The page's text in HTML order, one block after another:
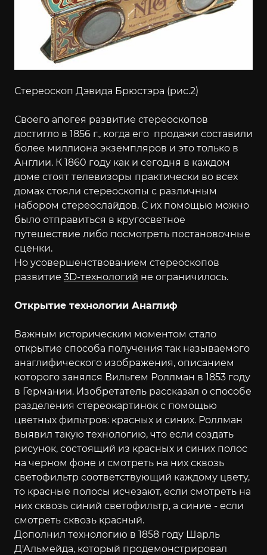
Стереоскоп Дэвида Брюстэра (рис.2)
Своего апогея развитие стереоскопов
достигло в 1856 г., когда его продажи составили
более миллиона экземпляров и это только в
Англии. К 1860 году как и сегодня в каждом
доме стоят телевизоры практически во всех
домах стояли стереоскопы с различным
набором стереослайдов. С их помощью можно
было отправиться в кругосветное
путешествие либо посмотреть постановочные
сценки.
Но усовершенствованием стереоскопов
развитие 3D-технологий не ограничилось.
Открытие технологии Анаглиф
Важным историческим моментом стало
открытие способа получения так называемого
анаглифического изображения, описанием
которого занялся Вильгем Роллман в 1853 году
в Германии. Изобретатель рассказал о способе
разделения стереокартинок с помощью
цветных фильтров: красных и синих. Роллман
выявил такую технологию, что если создать
рисунок, состоящий из красных и синих полос
на черном фоне и смотреть на них сквозь
светофильтр соответствующий каждому цвету,
то красные полосы исчезают, если смотреть на
них сквозь синий светофильтр, а синие - если
смотреть сквозь красный.
Дополнил технологию в 1858 году Шарль
Д'Альмейда, который продемонстрировал